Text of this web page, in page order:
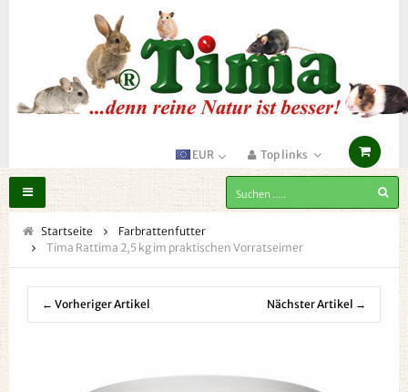
Top links
EUR
Toggle
navigation
Startseite
Farbrattenfutter
Tima Rattima 2,5 kg im praktischen Vorratseimer
← Vorheriger Artikel Nächster Artikel →